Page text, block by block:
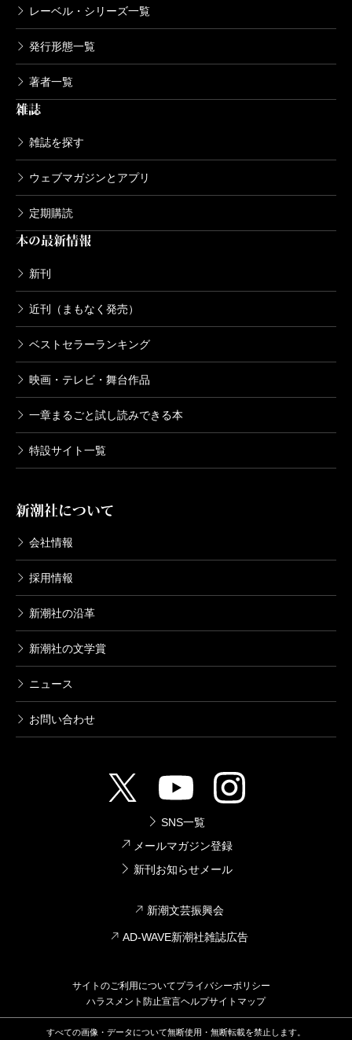
レーベル・シリーズ一覧
発行形態一覧
著者一覧
雑誌
雑誌を探す
ウェブマガジンとアプリ
定期購読
本の最新情報
新刊
近刊（まもなく発売）
ベストセラーランキング
映画・テレビ・舞台作品
一章まるごと試し読みできる本
特設サイト一覧
新潮社について
会社情報
採用情報
新潮社の沿革
新潮社の文学賞
ニュース
お問い合わせ
SNS一覧
メールマガジン登録
新刊お知らせメール
新潮文芸振興会
AD-WAVE新潮社雑誌広告
サイトのご利用についてプライバシーポリシー
ハラスメント防止宣言ヘルプサイトマップ
すべての画像・データについて無断使用・無断転載を禁止します。